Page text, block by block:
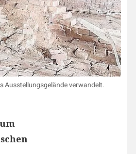
Ausstellungsgelände verwandelt.